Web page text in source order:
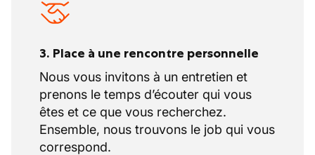
3. Place à une rencontre personnelle
Nous vous invitons à un entretien et
prenons le temps d’écouter qui vous
êtes et ce que vous recherchez.
Ensemble, nous trouvons le job qui vous
correspond.